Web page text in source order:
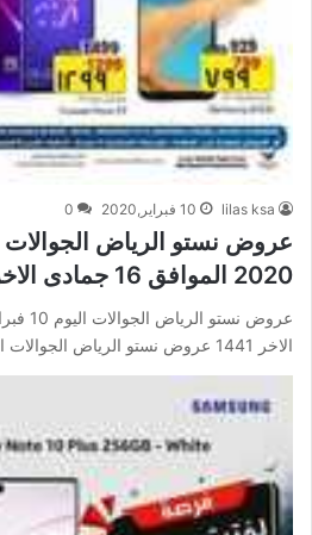
lilas ksa 10 فبراير,2020 0
2020 الموافق 16 جمادى الاخر 1441
الاخر 1441 عروض نستو الرياض الجوالات اليوم 10 فبراير…